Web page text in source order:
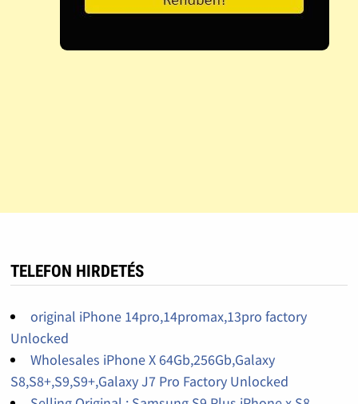
TELEFON HIRDETÉS
original iPhone 14pro,14promax,13pro factory
Unlocked
Wholesales iPhone X 64Gb,256Gb,Galaxy
S8,S8+,S9,S9+,Galaxy J7 Pro Factory Unlocked